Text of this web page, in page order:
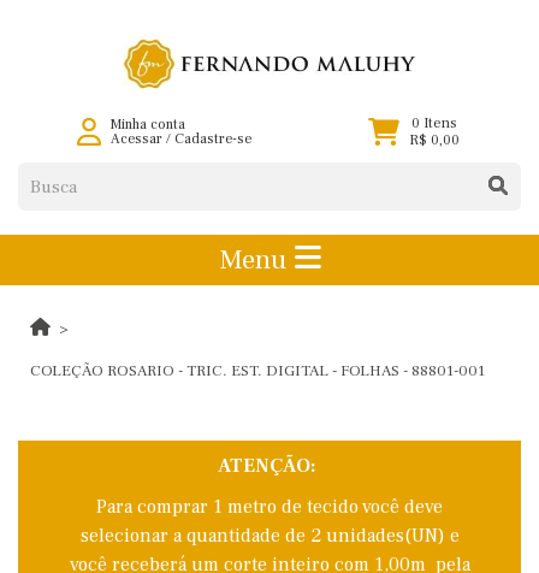
Minha conta
Acessar/ Cadastre-se
0 Itens
R$ 0,00
Menu
COLEÇÃO ROSARIO - TRIC. EST. DIGITAL - FOLHAS - 88801-001
ATENÇÃO:
Para comprar 1 metro de tecido você deve
selecionar a quantidade de 2 unidades(UN) e
você receberá um corte inteiro com 1,00m pela